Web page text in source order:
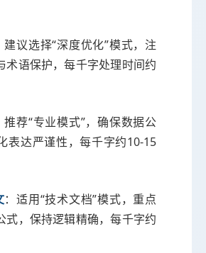
建议选择“深度优化”模式，注
术语保护，每千字处理时间约
推荐“专业模式”，确保数据公
表达严谨性，每千字约10-15
：适用“技术文档”模式，重点
式，保持逻辑精确，每千字约